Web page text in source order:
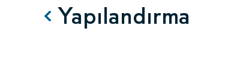
Yapılandırma